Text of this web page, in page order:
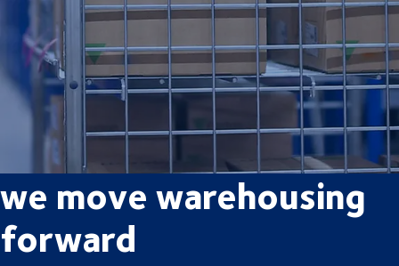
we move warehousing
forward